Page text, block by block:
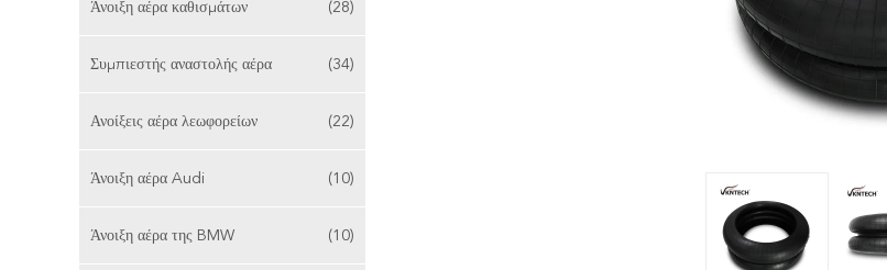
Άνοιξη αέρα καθισμάτων (28)
Συμπιεστής αναστολής αέρα (34)
Ανοίξεις αέρα λεωφορείων (22)
Άνοιξη αέρα Audi (10)
Άνοιξη αέρα της BMW (10)